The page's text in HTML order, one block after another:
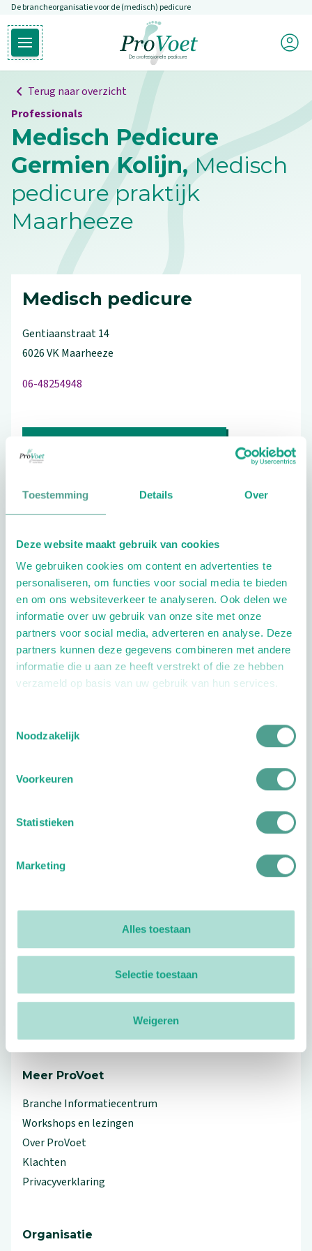
Toestemming Details Over
Deze website maakt gebruik van cookies
We gebruiken cookies om content en advertenties te
personaliseren, om functies voor social media te bieden
en om ons websiteverkeer te analyseren. Ook delen we
informatie over uw gebruik van onze site met onze
partners voor social media, adverteren en analyse. Deze
partners kunnen deze gegevens combineren met andere
informatie die u aan ze heeft verstrekt of die ze hebben
verzameld op basis van uw gebruik van hun services.
Noodzakelijk
Voorkeuren
Statistieken
Marketing
Alles toestaan
Selectie toestaan
Weigeren
Overslaan en naar de inhoud gaan
De brancheorganisatie voor de (medisch) pedicure
Open hoofdmenu
Ga naar de homepagina
Mijn
Terug naar overzicht
Professionals
Medisch Pedicure
Germien Kolijn, Medisch
pedicure praktijk
Maarheeze
Medisch pedicure
Gentiaanstraat14
6026 VKMaarheeze
06-48254948
Schrijf ook een review
Aandachtsgebieden
Diabetes Reuma Sport
Geriatrie
Kinderen
Extra opties
Plan je route
(Let op uitgaande link)
(Let op uitgaande link)
twitter(Let op uitgaande link)
instagram
Meer ProVoet
Branche Informatiecentrum
Workshops en lezingen
Over ProVoet
Klachten
Privacyverklaring
Organisatie